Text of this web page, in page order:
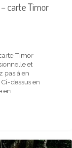
– carte
Timor
et
à en
carte Timor
Timor
et
pas à en
dessus en
…